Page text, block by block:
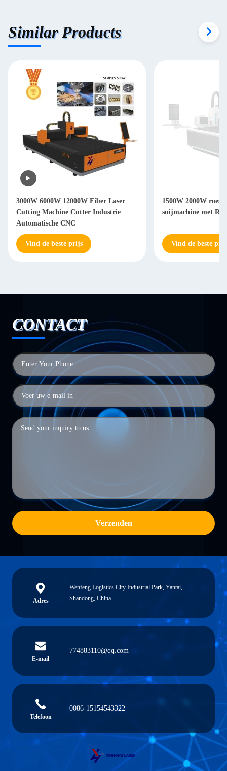
Similar Products
3000W 6000W 12000W Fiber Laser
Cutting Machine Cutter Industrie
Automatische CNC
Vind de beste prijs
1500W 2000W
snijmachine met
Vind de beste
CONTACT
Verzenden
Adres
Wenfeng Logistics City Industrial Park, Yantai,
Shandong, China
E-mail
774883110@qq.com
Telefoon
0086-15154543322